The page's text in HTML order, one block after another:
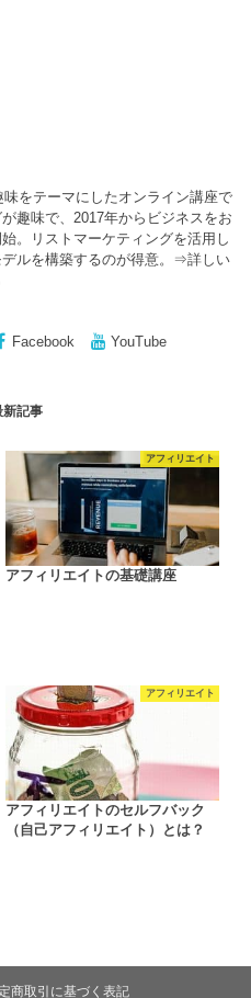
をテーマにしたオンライン講座で
趣味で、2017年からビジネスをお
。リストマーケティングを活用し
ルを構築するのが得意。⇒詳しい
Facebook YouTube
新記事
アフィリエイト
アフィリエイトの基礎講座
アフィリエイト
アフィリエイトのセルフバック
（自己アフィリエイト）とは？
商取引に基づく表記